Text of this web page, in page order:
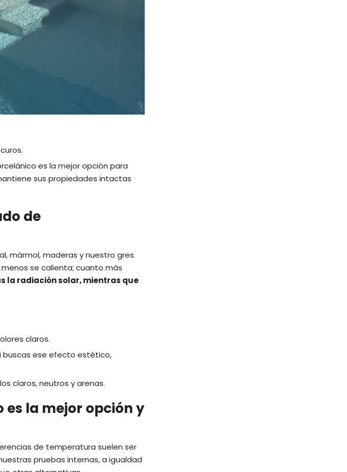
es la mejor opción para
sus propiedades intactas
de
mármol, maderas y nuestro gres
se calienta; cuanto más
la radiación solar,mientras que
claros.
buscas ese efecto estético,
claros, neutros y arenas.
es la mejor opción y
de temperatura suelen ser
pruebas internas, a igualdad